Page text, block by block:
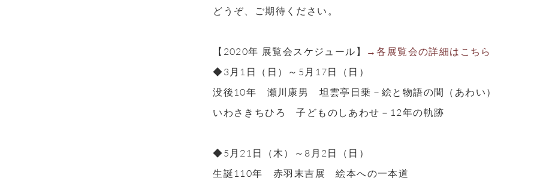
どうぞ、ご期待ください。
【2020年 展覧会スケジュール】
→各展覧会の詳細はこちら
◆3月1日（日）～5月17日（日）
没後10年 瀬川康男 坦雲亭日乗－絵と物語の間（あわい）
いわさきちひろ 子どものしあわせ－12年の軌跡
◆5月21日（木）～8月2日（日）
生誕110年 赤羽末吉展 絵本への一本道